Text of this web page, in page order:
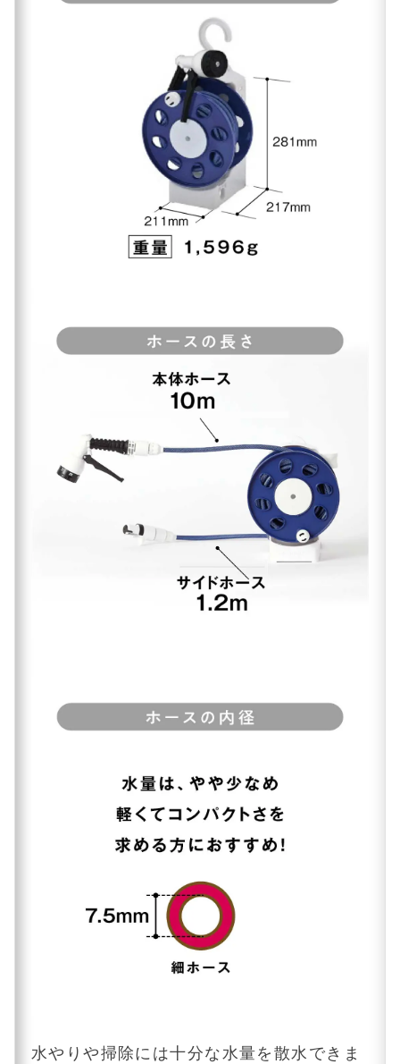
水やりや掃除には十分な水量を散水できま